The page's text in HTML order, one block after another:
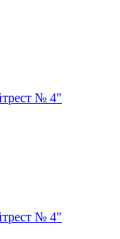
№ 4"
№ 4"